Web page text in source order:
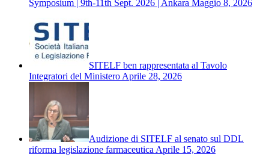
Symposium | 9th-11th Sept. 2026 | Ankara Maggio 8, 2026
SITELF ben rappresentata al Tavolo
Integratori del Ministero Aprile 28, 2026
Audizione di SITELF al senato sul DDL
riforma legislazione farmaceutica Aprile 15, 2026